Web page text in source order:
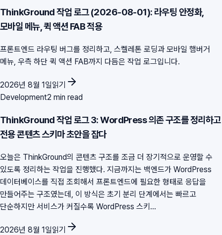
ThinkGround 작업 로그 (2026-08-01): 라우팅 안정화,
모바일 메뉴, 퀵 액션 FAB 적용
프론트엔드 라우팅 버그를 정리하고, 스켈레톤 로딩과 모바일 햄버거
메뉴, 우측 하단 퀵 액션 FAB까지 다듬은 작업 로그입니다.
2026년 8월 1일읽기
Development2 min read
ThinkGround 작업 로그 3: WordPress 의존 구조를 정리하고
전용 콘텐츠 스키마 초안을 잡다
오늘은 ThinkGround의 콘텐츠 구조를 조금 더 장기적으로 운영할 수
있도록 정리하는 작업을 진행했다. 지금까지는 백엔드가 WordPress
데이터베이스를 직접 조회해서 프론트엔드에 필요한 형태로 응답을
만들어주는 구조였는데, 이 방식은 초기 분리 단계에서는 빠르고
단순하지만 서비스가 커질수록 WordPress 스키...
2026년 8월 1일읽기